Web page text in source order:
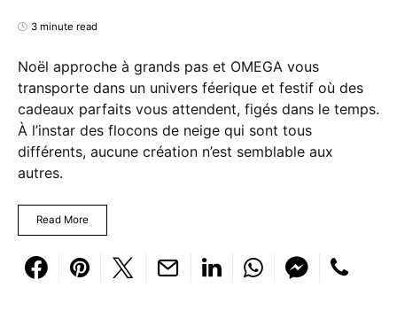
3 minute read
Noël approche à grands pas et OMEGA vous
transporte dans un univers féerique et festif où des
cadeaux parfaits vous attendent, figés dans le temps.
À l’instar des flocons de neige qui sont tous
différents, aucune création n’est semblable aux
autres.
Read More